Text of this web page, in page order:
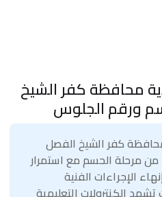
محافظة كفر الشيخ
كفر الشيخ الفصل
2026 تقترب من مرحلة الحسم مع استمرار
الإجراءات الفنية
تشهد الكنترولات التعليمية